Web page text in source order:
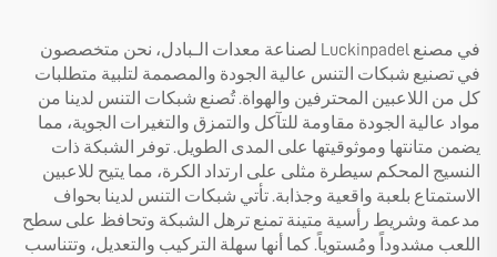
في مصنع Luckinpadel لصناعة معدات الـبادل، نحن متخصصون
في تصنيع شبكات التنس عالية الجودة والمصممة لتلبية متطلبات
كل من اللاعبين المحترفين والهواة. تُصنع شبكات التنس لدينا من
مواد عالية الجودة مقاومة للتآكل والتمزق والتغيرات الجوية، مما
يضمن متانتها وموثوقيتها على المدى الطويل. توفر الشبكة ذات
النسيج المحكم سيطرة مثلى على ارتداد الكرة، مما يتيح للاعبين
الاستمتاع بلعبة واقعية وجذابة. تأتي شبكات التنس لدينا بحواف
مدعمة وشريط رأسية متينة تمنع ترهل الشبكة وتحافظ على سطح
اللعب مشدوداً ومُستوياً. كما أنها سهلة التركيب والتعديل، وتتناسب